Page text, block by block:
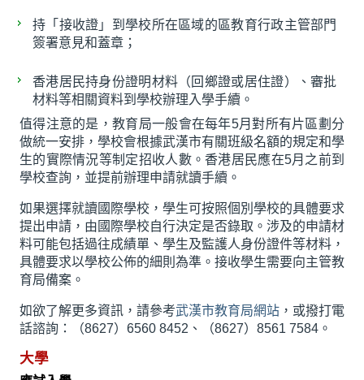
持「接收證」到學校所在區域的區教育行政主管部門
簽署意見和蓋章；
香港居民持身份證明材料（回鄉證或居住證）、審批
材料等相關資料到學校辦理入學手續。
值得注意的是，教育局一般會在每年5月對所有片區劃分
做統一安排，學校會根據武漢市有關班級名額的規定和學
生的實際情況等制定招收人數。香港居民應在5月之前到
學校查詢，並提前辦理申請就讀手續。
如果選擇就讀國際學校，學生可按照個別學校的具體要求
提出申請，由國際學校自行決定是否錄取。涉及的申請材
料可能包括過往成績單、學生及監護人身份證件等材料，
具體要求以學校公佈的細則為準。接收學生需要向主管教
育局備案。
如欲了解更多資訊，請參考武漢市教育局網站 ，或撥打電
話諮詢：（8627）6560 8452、（8627）8561 7584。
大學